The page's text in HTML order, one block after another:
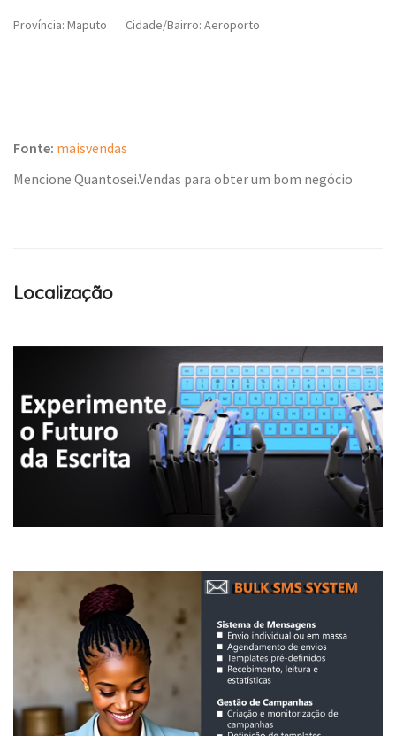
Província: Maputo Cidade/Bairro: Aeroporto
Fonte: maisvendas
Mencione Quantosei.Vendas para obter um bom negócio
Localização